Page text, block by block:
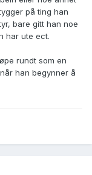
på ting han
bare gitt han noe
har ute ect.
rundt som en
han begynner å